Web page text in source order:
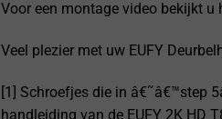
Voor een montage video bekijkt
Veel plezier met uw EUFY
[1] Schroefjes die in â€˜â€™step
handleiding van de EUFY 2K HD